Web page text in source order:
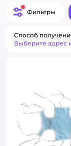
Фильтры
Способ
Выберите адрес